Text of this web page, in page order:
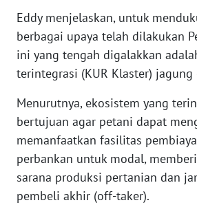
Eddy menjelaskan, untuk
berbagai upaya telah dilakukan
ini yang tengah digalakkan
terintegrasi (KUR Klaster) jagung
Menurutnya, ekosistem yang
bertujuan agar petani dapat
memanfaatkan fasilitas
perbankan untuk modal,
sarana produksi pertanian dan
pembeli akhir (off-taker).
WN
RIAU
WN
SERAMBI
WN
JAMBI
SULTRA